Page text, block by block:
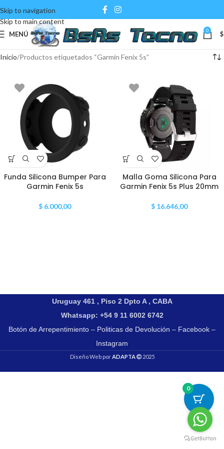
Skip to navigation
Skip to main content
MENÚ 0 $
Inicio Productos etiquetados “Garmin Fenix 5s”
Funda Silicona Bumper Para
Garmin Fenix 5s
$ 6.000,00
Malla Goma Silicona Para
Garmin Fenix 5s Plus 20mm
$ 16.646,00
Uruguay 461 , Piso 2 Dpto A , CABA
Whatsapp: +54 9 11 6002 6742
Botón de Arrepentimiento – Politicas de Devolución – Facebook –
Instagram
Diseño Web porADAPTA 2025
0